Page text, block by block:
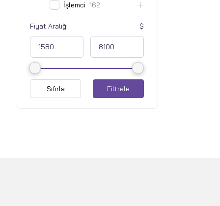
İşlemci 162
Fiyat Aralığı
Filtrele
Sıfırla